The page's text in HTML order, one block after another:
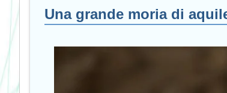
Una grande moria di